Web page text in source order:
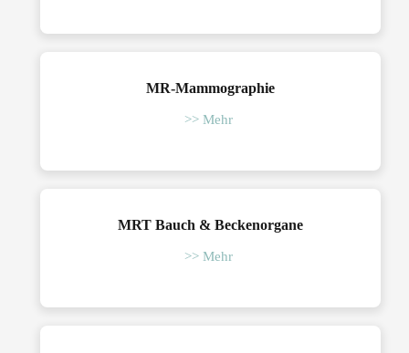
MR-Mammographie
>> Mehr
MRT Bauch & Beckenorgane
>> Mehr